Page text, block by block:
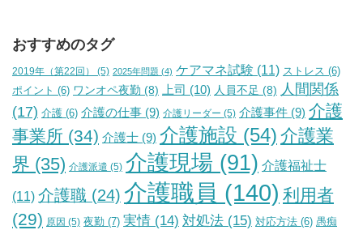
おすすめのタグ
2019年（第22回） (5) 2025年問題 (4) ケアマネ試験 (11) ストレス (6)
ポイント (6) ワンオペ夜勤 (8) 上司 (10) 人員不足 (8) 人間関係
(17) 介護 (6) 介護の仕事 (9) 介護リーダー (5) 介護事件 (9) 介護
事業所 (34) 介護士 (9) 介護施設 (54) 介護業
界 (35) 介護派遣 (5) 介護現場 (91) 介護福祉士
(11) 介護職 (24) 介護職員 (140) 利用者
(29) 原因 (5) 夜勤 (7) 実情 (14) 対処法 (15) 対応方法 (6) 愚痴